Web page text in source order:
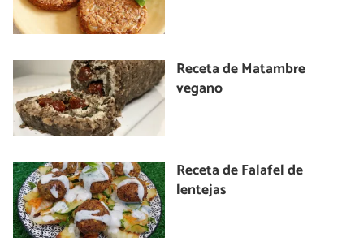
Receta de Matambre
vegano
Receta de Falafel de
lentejas